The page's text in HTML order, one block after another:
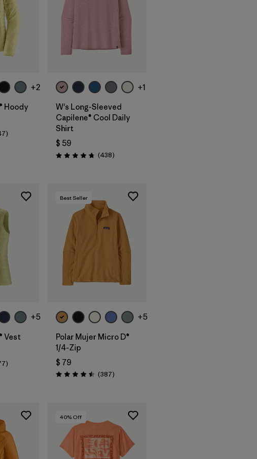
+2
Hoody
Comentarios
)
+1
W's Long-Sleeved
Capilene® Cool Daily
Shirt
$ 59
Valoración: 4.7 / 5
(438Comentarios
)
+5
Vest
Comentarios
)
Best Seller
+5
Polar Mujer Micro D®
1/4-Zip
$ 79
Valoración: 4.5 / 5
(387Comentarios
)
40% Off